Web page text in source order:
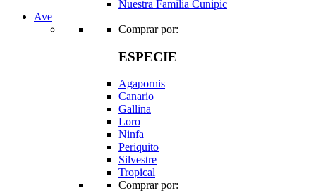
Nuestra Familia Cunipic
Ave
Comprar por:
ESPECIE
Agapornis
Canario
Gallina
Loro
Ninfa
Periquito
Silvestre
Tropical
Comprar por: